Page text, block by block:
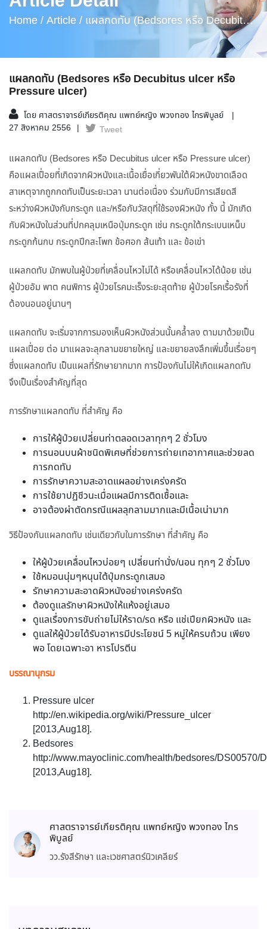
Home /Article / แผลกดทับ (Bedsores หรือ Decubitus
Ulcer หรือ Pressure Ulcer)
แผลกดทับ (Bedsores หรือ Decubitus ulcer หรือ
Pressure ulcer)
โดย ศาสตราจารย์เกียรติคุณ แพทย์หญิง พวงทอง ไกรพิบูลย์
27 สิงหาคม 2556
Tweet
แผลกดทับ (Bedsores หรือ Decubitus ulcer หรือ Pressure ulcer)
คือแผลเปื่อยที่เกิดจากผิวหนังและเนื้อเยื่อเกี่ยวพันใต้ผิวหนังขาดเลือด
สาเหตุจากถูกกดทับเป็นระยะเวลา นานต่อเนื่อง ร่วมกับมีการเสียดสี
ระหว่างผิวหนังกับกระดูก และ/หรือกับวัสดุที่ใช้รองผิวหนัง ทั้ง นี้ มักเกิด
กับผิวหนังในส่วนที่ปกคลุมเหนือปุ่มกระดูก เช่น กระดูกใต้กระเบนเหน็บ
กระดูกก้นกบ กระดูกปีกสะโพก ข้อศอก ส้นเท้า และ ข้อเข่า
แผลกดทับ มักพบในผู้ป่วยที่เคลื่อนไหวไม่ได้ หรือเคลื่อนไหวได้น้อย เช่น
ผู้ป่วยอัม พาต คนพิการ ผู้ป่วยโรคมะเร็งระยะสุดท้าย ผู้ป่วยโรคเรื้อรังที่
ต้องนอนอยู่นานๆ
แผลกดทับ จะเริ่มจากการมองเห็นผิวหนังส่วนนั้นคล้ำลง ตามมาด้วยเป็น
แผลเปื่อย ต่อ มาแผลจะลุกลามขยายใหญ่ และขยายลงลึกเพิ่มขึ้นเรื่อยๆ
ซึ่งแผลกดทับ เป็นแผลที่รักษายากมาก การป้องกันไม่ให้เกิดแผลกดทับ
จึงเป็นเรื่องสำคัญที่สุด
การรักษาแผลกดทับ ที่สำคัญ คือ
การให้ผู้ป่วยเปลี่ยนท่าตลอดเวลาทุกๆ 2 ชั่วโมง
การนอนบนผ้าชนิดพิเศษที่ช่วยการถ่ายเทอากาศและช่วยลด
การกดทับ
การรักษาความสะอาดแผลอย่างเคร่งครัด
การใช้ยาปฏิชีวนะเมื่อแผลมีการติดเชื้อและ
อาจต้องผ่าตัดกรณีแผลลุกลามมากและมีเนื้อเน่ามาก
วิธีป้องกันแผลกดทับ เช่นเดียวกับในการรักษา ที่สำคัญ คือ
ให้ผู้ป่วยเคลื่อนไหวบ่อยๆ เปลี่ยนท่านั่ง/นอน ทุกๆ 2 ชั่วโมง
ใช้หมอนนุ่มๆหนุนใต้ปุ่มกระดูกเสมอ
รักษาความสะอาดผิวหนังอย่างเคร่งครัด
ต้องดูแลรักษาผิวหนังให้แห้งอยู่เสมอ
ดูแลเรื่องการขับถ่ายไม่ให้ราด/รด หรือ แช่เปียกผิวหนัง และ
ดูแลให้ผู้ป่วยได้รับอาหารมีประโยชน์ 5 หมู่ให้ครบถ้วน เพียง
พอ โดยเฉพาะอา หารโปรตีน
บรรณานุกรม
Pressure ulcer
http://en.wikipedia.org/wiki/Pressure_ulcer
[2013,Aug18].
Bedsores
http://www.mayoclinic.com/health/bedsores/DS00570/
[2013,Aug18].
ศาสตราจารย์เกียรติคุณ แพทย์หญิง พวงทอง ไกร
พิบูลย์
วว.รังสีรักษา และเวชศาสตร์นิวเคลียร์